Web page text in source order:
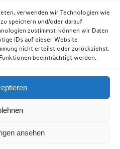
verwenden wir Technologien wie
speichern und/oder darauf
zustimmst, können wir Daten
IDs auf dieser Website
nicht erteilst oder zurückziehst,
beeinträchtigt werden.
ansehen